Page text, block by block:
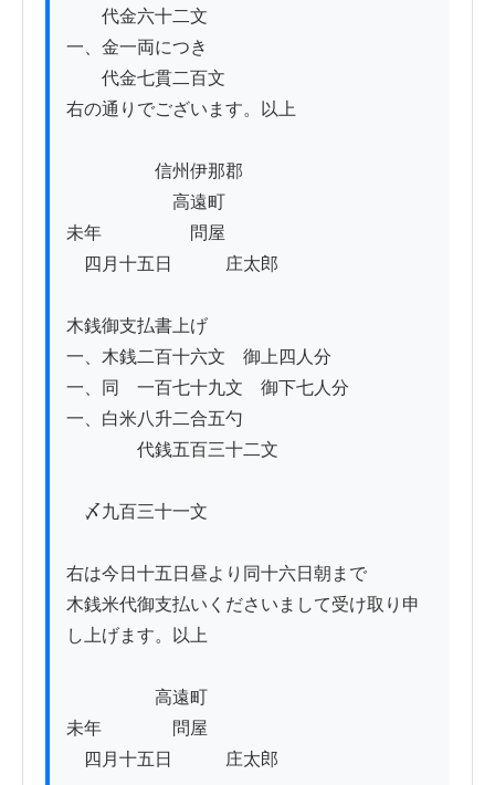
代金六十二文
一、金一両につき
代金七貫二百文
右の通りでございます。以上
信州伊那郡
高遠町
未年　　　　　問屋
四月十五日　　　庄太郎
木銭御支払書上げ
一、木銭二百十六文　御上四人分
一、同　一百七十九文　御下七人分
一、白米八升二合五勺
代銭五百三十二文
〆九百三十一文
右は今日十五日昼より同十六日朝まで
木銭米代御支払いくださいまして受け取り申
し上げます。以上
高遠町
未年　　　　問屋
四月十五日　　　庄太郎